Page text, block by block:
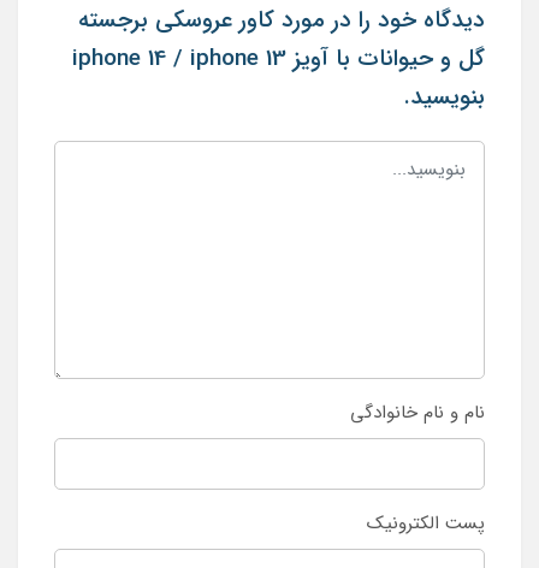
دیدگاه خود را در مورد کاور عروسکی برجسته
گل و حیوانات با آویز iphone 14 / iphone 13
بنویسید.
نام و نام خانوادگی
پست الکترونیک